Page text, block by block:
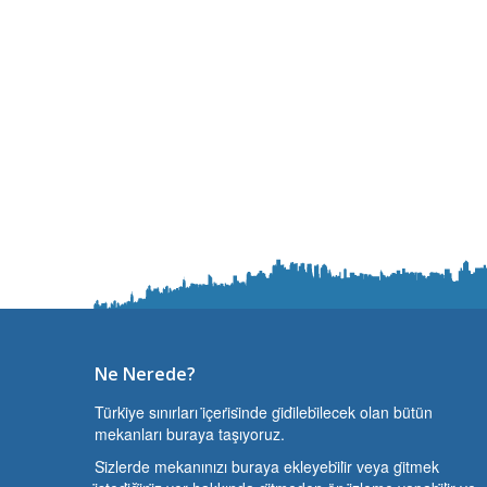
Ne Nerede?
Türki̇ye sınırları i̇çeri̇si̇nde gi̇di̇lebi̇lecek olan bütün
mekanları buraya taşıyoruz.
Si̇zlerde mekanınızı buraya ekleyebi̇li̇r veya gi̇tmek